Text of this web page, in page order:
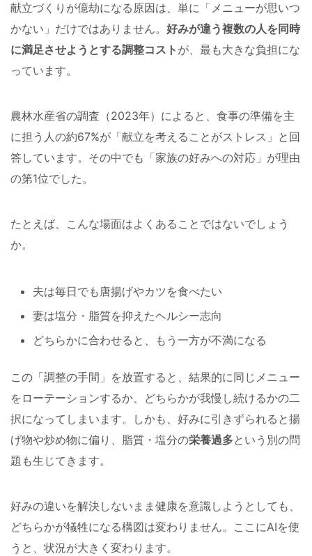
献立づくりが億劫になる原因は、単に「メニューが思いつ
かない」だけではありません。 好みが違う複数の人を同時
に満足させようとする調整コスト が、最も大きな負担にな
っています。
農林水産省の調査（2023年）によると、食事の準備を主
に担う人の約67%が「献立を考えることがストレス」と回
答しています。その中でも「家族の好みへの対応」が理由
の第1位でした。
たとえば、こんな場面はよくあることではないでしょう
か。
夫は毎日でも唐揚げやカツを食べたい
妻は塩分・脂質を抑えたヘルシー志向
どちらかに合わせると、もう一方が不満になる
この「調整の手間」を放置すると、結果的に同じメニュー
をローテーションするか、どちらかが我慢し続けるかの二
択になってしまいます。しかも、好みに引きずられると揚
げ物や炒め物に偏り、脂質・塩分の栄養過多という別の問
題も生じてきます。
好みの違いを解決しないまま健康を意識しようとしても、
どちらかが犠牲になる構図は変わりません。ここにAIを使
うと、状況が大きく変わります。